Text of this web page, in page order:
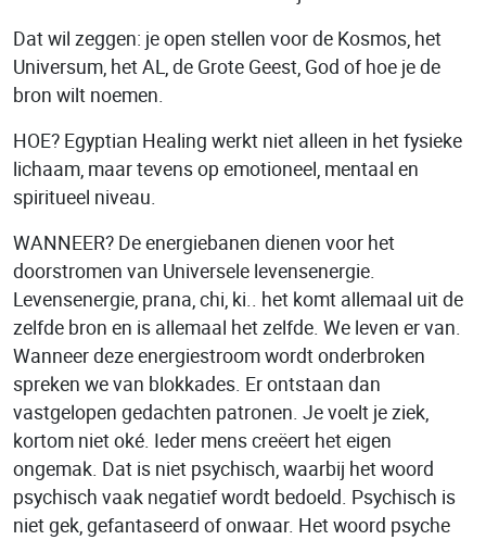
Dat wil zeggen: je open stellen voor de Kosmos, het
Universum, het AL, de Grote Geest, God of hoe je de
bron wilt noemen.
HOE? Egyptian Healing werkt niet alleen in het fysieke
lichaam, maar tevens op emotioneel, mentaal en
spiritueel niveau.
WANNEER? De energiebanen dienen voor het
doorstromen van Universele levensenergie.
Levensenergie, prana, chi, ki.. het komt allemaal uit de
zelfde bron en is allemaal het zelfde. We leven er van.
Wanneer deze energiestroom wordt onderbroken
spreken we van blokkades. Er ontstaan dan
vastgelopen gedachten patronen. Je voelt je ziek,
kortom niet oké. Ieder mens creëert het eigen
ongemak. Dat is niet psychisch, waarbij het woord
psychisch vaak negatief wordt bedoeld. Psychisch is
niet gek, gefantaseerd of onwaar. Het woord psyche